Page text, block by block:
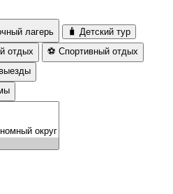
лагерь
🧳 Детский тур
отдых
⚽ Спортивный отдых